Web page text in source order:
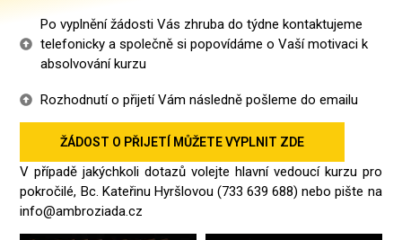
Po vyplnění žádosti Vás zhruba do týdne kontaktujeme
telefonicky a společně si popovídáme o Vaší motivaci k
absolvování kurzu
Rozhodnutí o přijetí Vám následně pošleme do emailu
ŽÁDOST O PŘIJETÍ MŮŽETE VYPLNIT ZDE
V případě jakýchkoli dotazů volejte hlavní vedoucí kurzu pro
pokročilé, Bc. Kateřinu Hyršlovou (733 639 688) nebo pište na
info@ambroziada.cz